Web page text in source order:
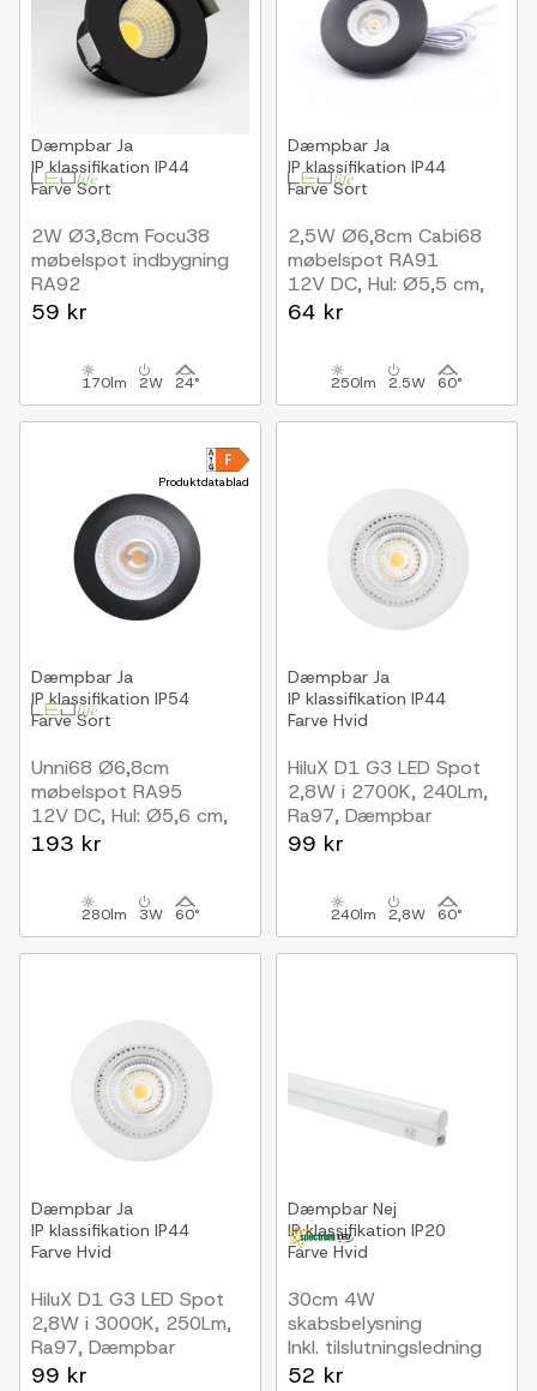
Dæmpbar Ja
IP klassifikation IP44
FarveSort
2W Ø3,8cm Focu38
møbelspot indbygning
RA92
12V DC, Hul: Ø3,5 cm,
59 kr
170lm 2W 24°
Dæmpbar Ja
IP klassifikation IP44
FarveSort
2,5W Ø6,8cm Cabi68
møbelspot RA91
12V DC, Hul: Ø5,5 cm,
Mål: Ø6,8 cm, Sort
64 kr
250lm 2.5W 60°
Produktdatablad
Dæmpbar Ja
IP klassifikation IP54
FarveSort
Unni68 Ø6,8cm
møbelspot RA95
12V DC, Hul: Ø5,6 cm,
Mål: Ø6,8 cm, Sort
193 kr
280lm 3W 60°
Dæmpbar Ja
IP klassifikation IP44
Farve Hvid
HiluX D1 G3 LED Spot
2,8W i 2700K, 240Lm,
Ra97, Dæmpbar
Hvid
99 kr
240lm 2,8W 60°
Dæmpbar Ja
IP klassifikation IP44
Farve Hvid
HiluX D1 G3 LED Spot
2,8W i 3000K, 250Lm,
Ra97, Dæmpbar
Hvid
99 kr
Dæmpbar Nej
IP klassifikation IP20
Farve Hvid
30cm 4W
skabsbelysning
Inkl. tilslutningsledning
52 kr